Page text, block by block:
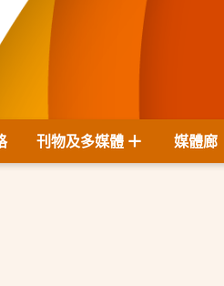
刊物及多媒體 媒體廊